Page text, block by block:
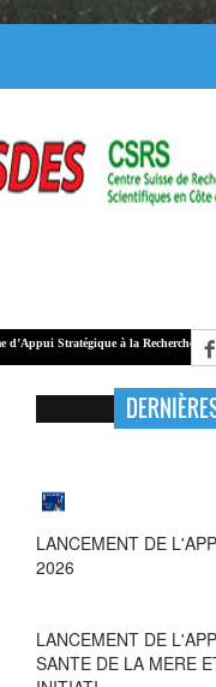
à la Recherche Scientifique (
LANCEMENT DE
INITIATI